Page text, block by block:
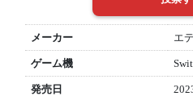
メーカー エ
ゲーム機
発売日